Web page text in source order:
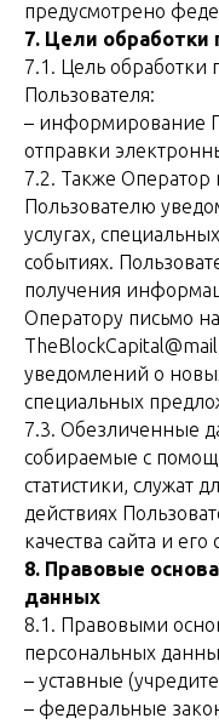
предусмотрено
7. Цели
7.1. Цель обработки
Пользователя:
– информирование
отправки
7.2. Также Оператор
Пользователю
услугах,
событиях.
получения
Оператору письмо
уведомлений о
специальных
7.3. Обезличенные
собираемые с
статистики, служат
действиях
качества сайта и
8. Правовые
данных
8.1. Правовыми
персональных
– уставные
– федеральные